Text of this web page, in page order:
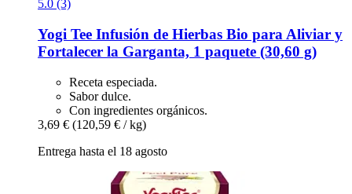
5.0 (3)
Yogi Tee Infusión de Hierbas Bio para Aliviar y
Fortalecer la Garganta, 1 paquete (30,60 g)
Receta especiada.
Sabor dulce.
Con ingredientes orgánicos.
3,69 € (120,59 € / kg)
Entrega hasta el 18 agosto